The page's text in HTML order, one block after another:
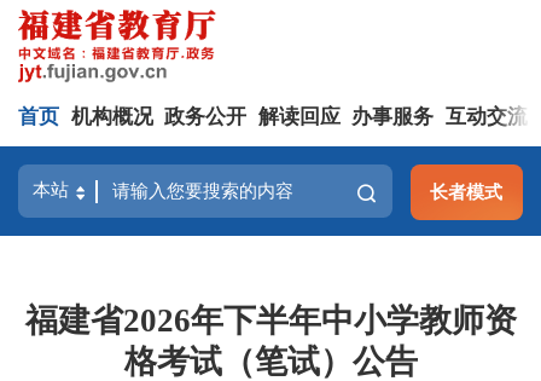
首页 机构概况 政务公开 解读回应 办事服务 互动交流
长者模式
福建省2026年下半年中小学教师资
格考试（笔试）公告